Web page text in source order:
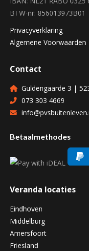
BTW-nr: 856013973B01
Privacyverklaring
Algemene Voorwaarden
Contact
Guldengaarde 3 |
073 303 4669
Betaalmethodes
Veranda locaties
Eindhoven
Middelburg
Amersfoort
Friesland